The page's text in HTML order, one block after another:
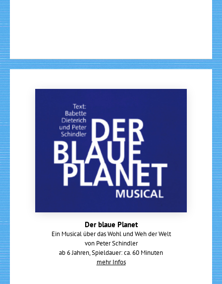
Der blaue Planet
Ein Musical über das Wohl und Weh der Welt
von Peter Schindler
ab 6 Jahren, Spieldauer: ca. 60 Minuten
mehr Infos